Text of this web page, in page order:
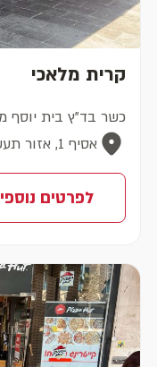
קרית מלאכי
כשר בד"ץ בית יוסף
אסיף 1, אזור תעשיה באר טוביה/קרית מלאכי
לפרטים